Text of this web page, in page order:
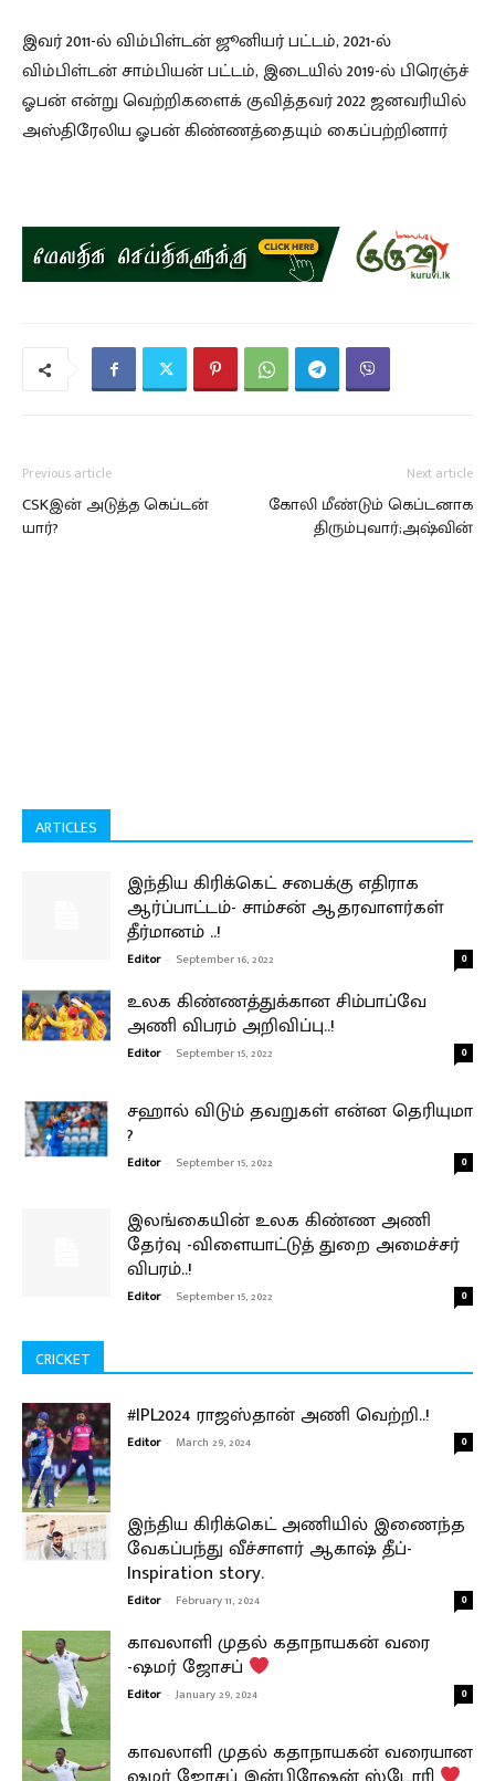
இவர் 2011-ல் விம்பிள்டன் ஜூனியர் பட்டம், 2021-ல்
விம்பிள்டன் சாம்பியன் பட்டம், இடையில் 2019-ல் பிரெஞ்ச்
ஓபன் என்று வெற்றிகளைக் குவித்தவர் 2022 ஜனவரியில்
அஸ்திரேலிய ஓபன் கிண்ணத்தையும் கைப்பற்றினார்
Previous article
CSKஇன் அடுத்த கெப்டன்
யார்?
Next article
கோலி மீண்டும் கெப்டனாக
திரும்புவார்;அஷ்வின்
ARTICLES
இந்திய கிரிக்கெட் சபைக்கு எதிராக
ஆர்ப்பாட்டம்- சாம்சன் ஆதரவாளர்கள்
தீர்மானம் ..!
Editor - September 16, 2022 0
உலக கிண்ணத்துக்கான சிம்பாப்வே
அணி விபரம் அறிவிப்பு..!
Editor - September 15, 2022 0
சஹால் விடும் தவறுகள் என்ன தெரியுமா
?
Editor - September 15, 2022 0
இலங்கையின் உலக கிண்ண அணி
தேர்வு -விளையாட்டுத் துறை அமைச்சர்
விபரம்..!
Editor - September 15, 2022 0
CRICKET
#IPL2024 ராஜஸ்தான் அணி வெற்றி..!
Editor - March 29, 2024 0
இந்திய கிரிக்கெட் அணியில் இணைந்த
வேகப்பந்து வீச்சாளர் ஆகாஷ் தீப்-
Inspiration story.
Editor - February 11, 2024 0
காவலாளி முதல் கதாநாயகன் வரை
-ஷமர் ஜோசப்
Editor - January 29, 2024 0
காவலாளி முதல் கதாநாயகன் வரையான